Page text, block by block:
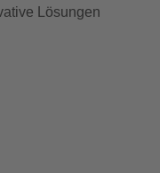
Lösungen